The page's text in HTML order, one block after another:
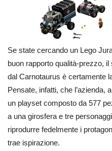
Se state cercando un Lego
buon rapporto qualità-prezzo,
dal Carnotaurus è certamente
Pensate, infatti, che l’azienda,
un playset composto da 577
a una girosfera e tre
riprodurre fedelmente i
trae ispirazione.